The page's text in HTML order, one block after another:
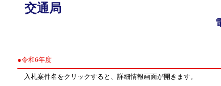
交通局
●令和6年度
入札案件名をクリックすると、詳細情報画面が開きます。